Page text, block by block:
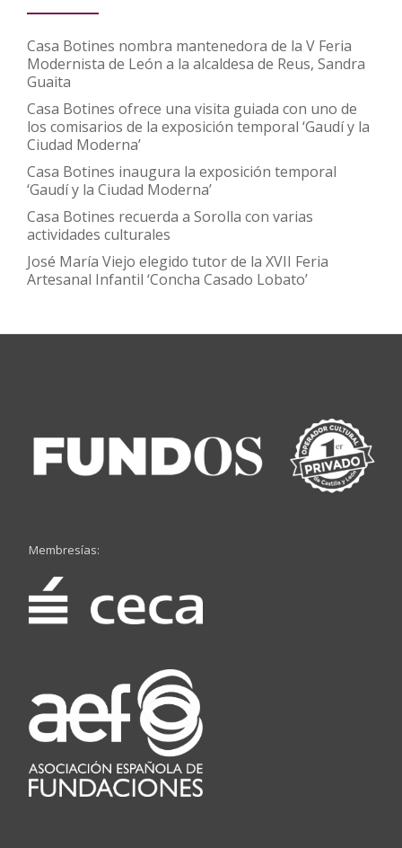
Casa Botines nombra mantenedora de la V Feria
Modernista de León a la alcaldesa de Reus, Sandra
Guaita
Casa Botines ofrece una visita guiada con uno de
los comisarios de la exposición temporal ‘Gaudí y la
Ciudad Moderna’
Casa Botines inaugura la exposición temporal
‘Gaudí y la Ciudad Moderna’
Casa Botines recuerda a Sorolla con varias
actividades culturales
José María Viejo elegido tutor de la XVII Feria
Artesanal Infantil ‘Concha Casado Lobato’
Membresías: